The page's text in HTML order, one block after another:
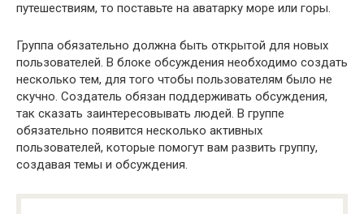
путешествиям, то поставьте на аватарку море или горы.
Группа обязательно должна быть открытой для новых
пользователей. В блоке обсуждения необходимо создать
несколько тем, для того чтобы пользователям было не
скучно. Создатель обязан поддерживать обсуждения,
так сказать заинтересовывать людей. В группе
обязательно появится несколько активных
пользователей, которые помогут вам развить группу,
создавая темы и обсуждения.